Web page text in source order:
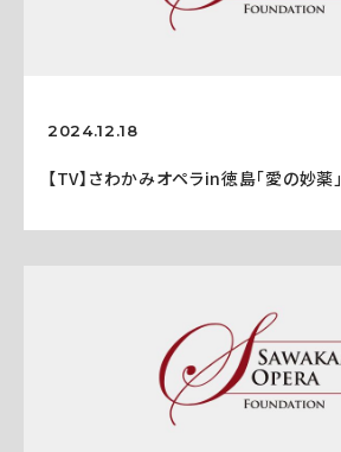
2024.12.18
【TV】さわかみオペラin徳島「愛の妙薬」